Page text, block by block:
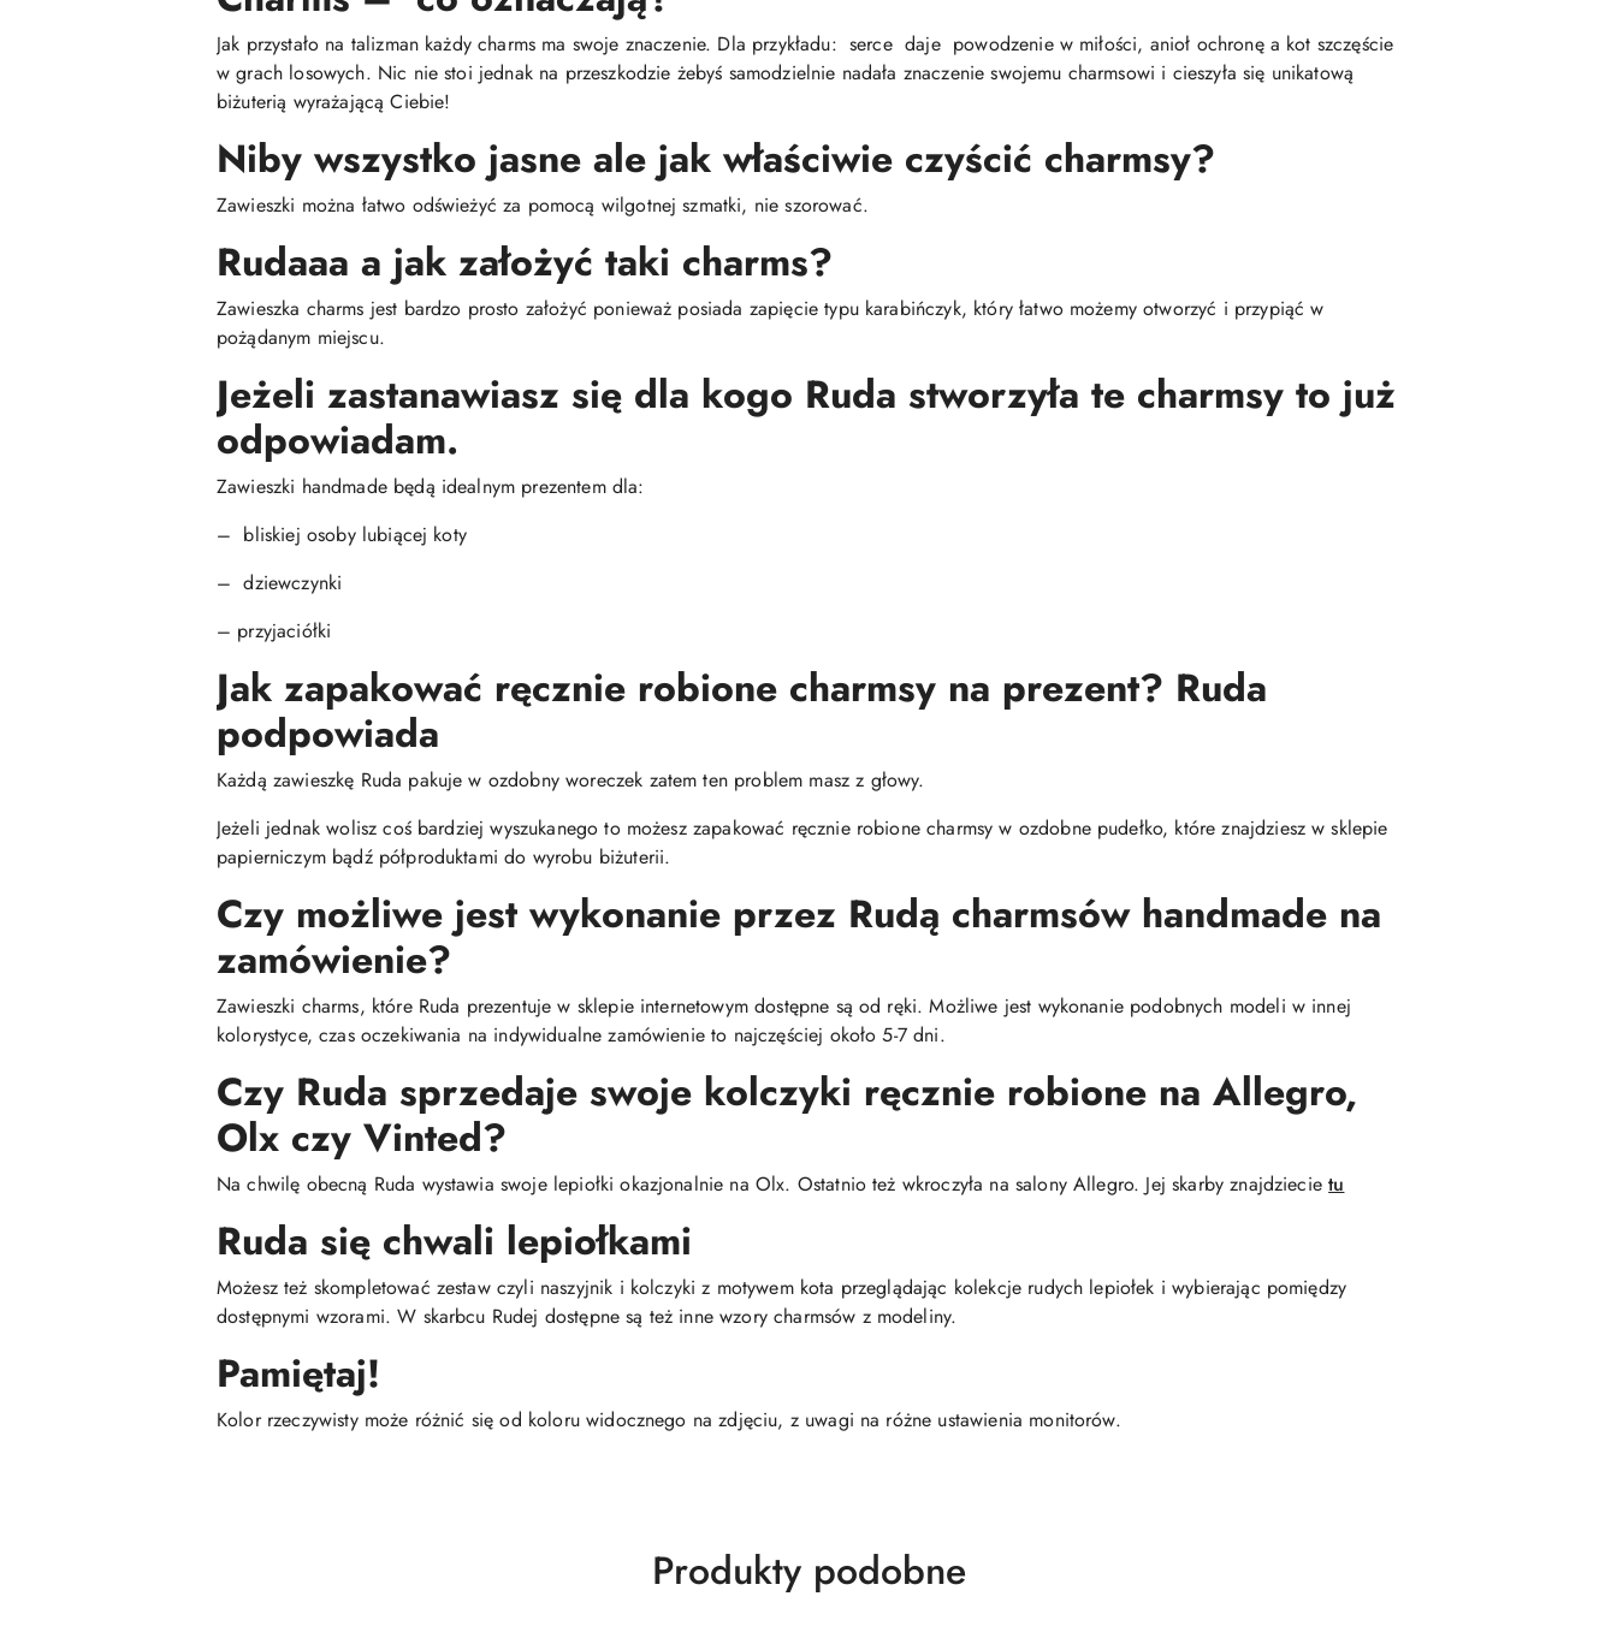
Jak przystało na talizman każdy charms ma swoje znaczenie. Dla przykładu: serce daje powodzenie w miłości, anioł ochronę a kot szczęście
w grach losowych. Nic nie stoi jednak na przeszkodzie żebyś samodzielnie nadała znaczenie swojemu charmsowi i cieszyła się unikatową
biżuterią wyrażającą Ciebie!
Niby wszystko jasne ale jak właściwie czyścić charmsy?
Zawieszki można łatwo odświeżyć za pomocą wilgotnej szmatki, nie szorować.
Rudaaa a jak założyć taki charms?
Zawieszka charms jest bardzo prosto założyć ponieważ posiada zapięcie typu karabińczyk, który łatwo możemy otworzyć i przypiąć w
pożądanym miejscu.
Jeżeli zastanawiasz się dla kogo Ruda stworzyła te charmsy to już
odpowiadam.
Zawieszki handmade będą idealnym prezentem dla:
– bliskiej osoby lubiącej koty
– dziewczynki
– przyjaciółki
Jak zapakować ręcznie robione charmsy na prezent? Ruda
podpowiada
Każdą zawieszkę Ruda pakuje w ozdobny woreczek zatem ten problem masz z głowy.
Jeżeli jednak wolisz coś bardziej wyszukanego to możesz zapakować ręcznie robione charmsy w ozdobne pudełko, które znajdziesz w sklepie
papierniczym bądź półproduktami do wyrobu biżuterii.
Czy możliwe jest wykonanie przez Rudą charmsów handmade na
zamówienie?
Zawieszki charms, które Ruda prezentuje w sklepie internetowym dostępne są od ręki. Możliwe jest wykonanie podobnych modeli w innej
kolorystyce, czas oczekiwania na indywidualne zamówienie to najczęściej około 5-7 dni.
Czy Ruda sprzedaje swoje kolczyki ręcznie robione na Allegro,
Olx czy Vinted?
Na chwilę obecną Ruda wystawia swoje lepiołki okazjonalnie na Olx. Ostatnio też wkroczyła na salony Allegro. Jej skarby znajdziecietu
Ruda się chwali lepiołkami
Możesz też skompletować zestaw czyli naszyjnik i kolczyki z motywem kota przeglądając kolekcje rudych lepiołek i wybierając pomiędzy
dostępnymi wzorami. W skarbcu Rudej dostępne są też inne wzory charmsów z modeliny.
Pamiętaj!
Kolor rzeczywisty może różnić się od koloru widocznego na zdjęciu, z uwagi na różne ustawienia monitorów.
Produkty
Produkty podobne